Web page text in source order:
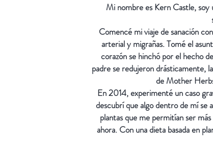
Mi nombre es Kern Castle,
Comencé mi viaje de sanación
arterial y migrañas. Tomé el
corazón se hinchó por el hecho
padre se redujeron drásticamente,
de Mother
En 2014, experimenté un caso
descubrí que algo dentro de mí se
plantas que me permitían ser
ahora. Con una dieta basada en